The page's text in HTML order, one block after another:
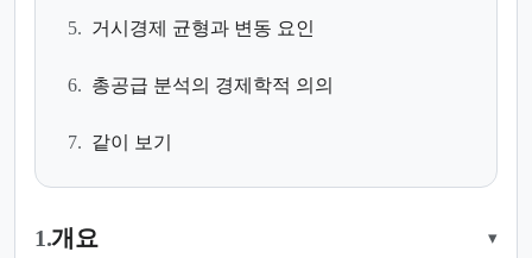
5. 거시경제 균형과 변동 요인
6. 총공급 분석의 경제학적 의의
7. 같이 보기
1.개요 ▾